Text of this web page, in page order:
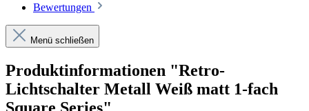
Bewertungen
Menü schließen
Produktinformationen "Retro-
Lichtschalter Metall Weiß matt 1-fach
Square Series"